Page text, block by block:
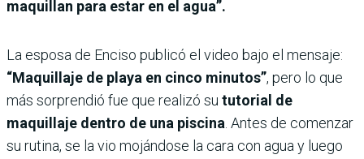
maquillan para estar en el agua”.
La esposa de Enciso publicó el video bajo el mensaje:
“Maquillaje de playa en cinco minutos”, pero lo que
más sorprendió fue que realizó su tutorial de
maquillaje dentro de una piscina . Antes de comenzar
su rutina, se la vio mojándose la cara con agua y luego